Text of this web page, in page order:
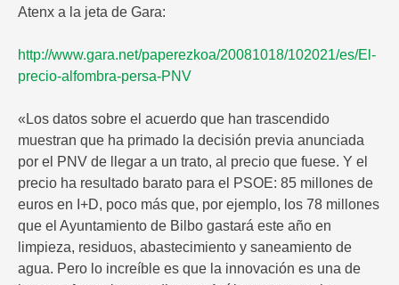
Atenx a la jeta de Gara:
http://www.gara.net/paperezkoa/20081018/102021/es/El-
precio-alfombra-persa-PNV
«Los datos sobre el acuerdo que han trascendido
muestran que ha primado la decisión previa anunciada
por el PNV de llegar a un trato, al precio que fuese. Y el
precio ha resultado barato para el PSOE: 85 millones de
euros en I+D, poco más que, por ejemplo, los 78 millones
que el Ayuntamiento de Bilbo gastará este año en
limpieza, residuos, abastecimiento y saneamiento de
agua. Pero lo increíble es que la innovación es una de